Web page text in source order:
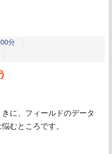
分
に、フィールドのデータ
むところです。